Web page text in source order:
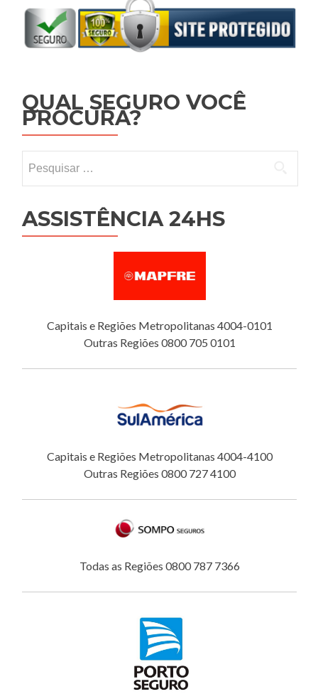
QUAL SEGURO VOCÊ
PROCURA?
ASSISTÊNCIA 24HS
Capitais e Regiões Metropolitanas 4004-0101
Outras Regiões 0800 705 0101
Capitais e Regiões Metropolitanas 4004-4100
Outras Regiões 0800 727 4100
Todas as Regiões 0800 787 7366